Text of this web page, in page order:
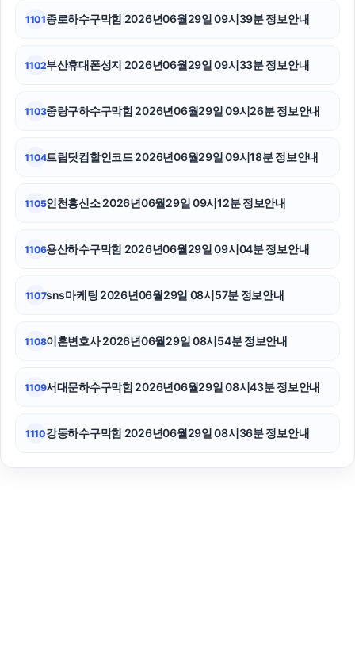
용인형사변호사
용인형사전문변호사
수원형사전문변호사
1101종로하수구막힘 2026년06월29일 09시39분 정보안내
1102부산휴대폰성지 2026년06월29일 09시33분 정보안내
1103중랑구하수구막힘 2026년06월29일 09시26분 정보안내
1104트립닷컴할인코드 2026년06월29일 09시18분 정보안내
1105인천흥신소 2026년06월29일 09시12분 정보안내
1106용산하수구막힘 2026년06월29일 09시04분 정보안내
1107sns마케팅 2026년06월29일 08시57분 정보안내
1108이혼변호사 2026년06월29일 08시54분 정보안내
1109서대문하수구막힘 2026년06월29일 08시43분 정보안내
1110강동하수구막힘 2026년06월29일 08시36분 정보안내